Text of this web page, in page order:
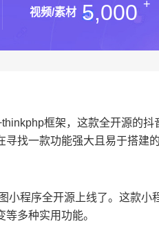
视频/素材 5,000 +
框架，这款全开源的
找一款功能强大且易于搭建
小程序全开源上线了。这款
多种实用功能。